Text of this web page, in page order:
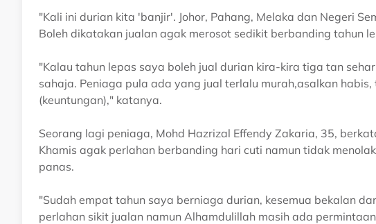
"Kali ini durian kita 'banjir'. Johor, Pahang, Melaka dan Negeri
Boleh dikatakan jualan agak merosot sedikit berbanding tahun
"Kalau tahun lepas saya boleh jual durian kira-kira tiga tan
sahaja. Peniaga pula ada yang jual terlalu murah,asalkan
(keuntungan)," katanya.
Seorang lagi peniaga, Mohd Hazrizal Effendy Zakaria, 35,
Khamis agak perlahan berbanding hari cuti namun tidak
panas.
"Sudah empat tahun saya berniaga durian, kesemua bekalan
perlahan sikit jualan namun Alhamdulillah masih ada